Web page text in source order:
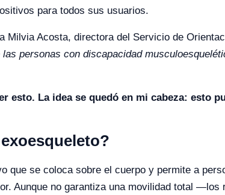
para todos sus usuarios.
Milvia Acosta, directora del Servicio de
personas con discapacidad
esto. La idea se quedó en mi cabeza: esto
que se coloca sobre el cuerpo y permite a
Aunque no garantiza una movilidad total